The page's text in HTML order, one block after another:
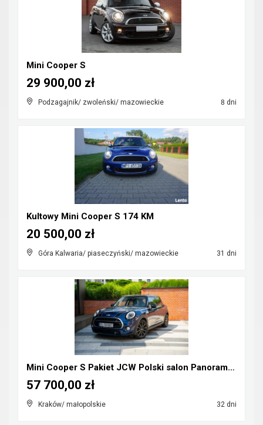
Mini Cooper S
Podzagajnik/ zwoleński/ mazowieckie 8 dni
29 900,00 zł
Kultowy Mini Cooper S 174 KM
Góra Kalwaria/ piaseczyński/ mazowieckie 31 dni
20 500,00 zł
Mini Cooper S Pakiet JCW Polski salon Panorama Hea...
Kraków/ małopolskie 32 dni
57 700,00 zł